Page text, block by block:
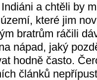
a chtěli by
které jim
bratrům ráčili
nápad, jaký
hodně často.
článků